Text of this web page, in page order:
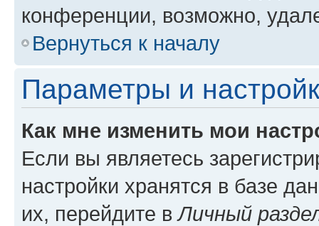
конференции, возможно,
Вернуться к началу
Параметры и
Как мне изменить мои
Если вы являетесь
настройки хранятся в базе
их, перейдите вЛичный